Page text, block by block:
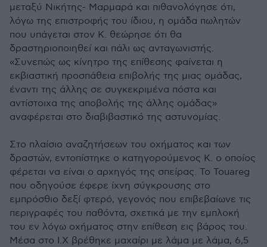
μεταξύ Νικήτης- Μαρμαρά και πιθανολόγησε ότι,
λόγω της επιστροφής του ίδιου, η ομάδα πωλητών
που υπάγεται στον Κ. θεώρησε ότι θα
δραστηριοποιηθεί και πάλι ως ανταγωνιστής.
«Συνεπώς ως κίνητρο της επίθεσης φαίνεται η
εκβιαστική προσπάθεια επιβολής της μιας ομάδας,
έναντι της άλλης σε συγκεκριμένα πόστα και
αντίστοιχα της αποβολής της άλλης ομάδας»
αναφέρεται στο διαβιβαστικό της αστυνομίας.
Στο πλαίσιο αναζητήσεων του οχήματος και των
δραστών, εντοπίστηκε ο κατηγορούμενος Κ. ο οποίος
φέρεται να είναι ο αρχηγός της σπείρας. Το Touareg
που οδηγούσε έφερε ίχνη σύγκρουσης στο
εμπρόσθιο δεξί φτερό, γεγονός που επιβεβαίωνε τις
περιγραφές του παθόντα, σχετικά με την εμπλοκή
του εν λόγω οχήματος στην επίθεση εις βάρος του.
Μέσα στο Ι.Χ βρέθηκε μαχαίρι με λάμα με λάμα, 6,5